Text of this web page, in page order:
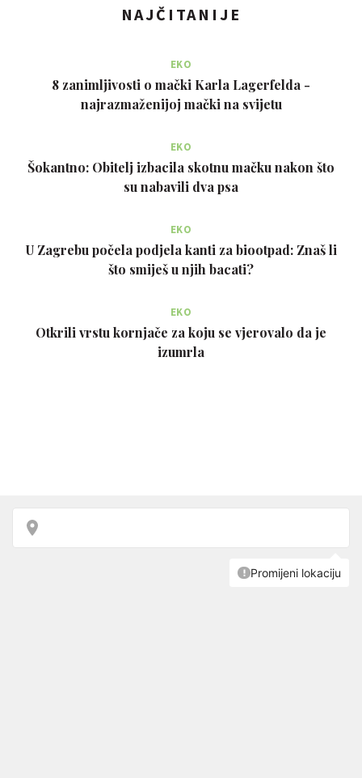
NAJČITANIJE
EKO
8 zanimljivosti o mački Karla Lagerfelda -
najrazmaženijoj mački na svijetu
EKO
Šokantno: Obitelj izbacila skotnu mačku nakon što
su nabavili dva psa
EKO
U Zagrebu počela podjela kanti za biootpad: Znaš li
što smiješ u njih bacati?
EKO
Otkrili vrstu kornjače za koju se vjerovalo da je
izumrla